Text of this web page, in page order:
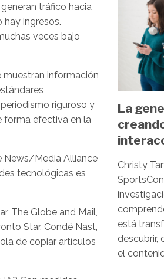
tráfico hacia
hay ingresos.
veces bajo
muestran información
riguroso y
forma efectiva en la
News/Media Alliance
tecnológicas es
The Globe and Mail,
Star, Condé Nast,
de copiar artículos
La
Christy
está
descubrir,
el